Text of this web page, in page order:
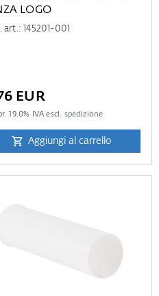
LOGO
art.: 145201-001
EUR
19.0% IVA escl. spedizione
Aggiungi al carrello